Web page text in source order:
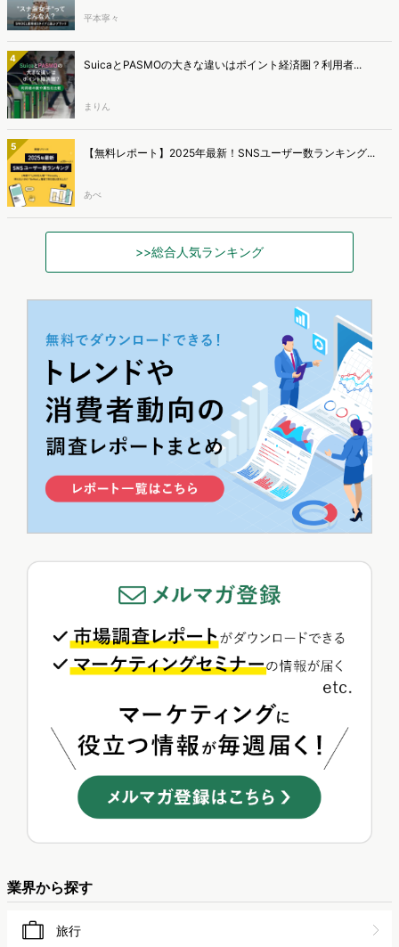
平本寧々
4 SuicaとPASMOの大きな違いはポイント経済圏？利用者...
まりん
5 【無料レポート】2025年最新！SNSユーザー数ランキング...
あべ
>>総合人気ランキング
業界から探す
旅行